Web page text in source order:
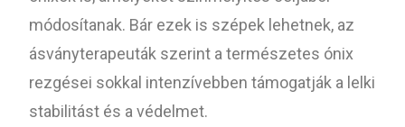
módosítanak. Bár ezek is szépek lehetnek, az
ásványterapeuták szerint a természetes ónix
rezgései sokkal intenzívebben támogatják a lelki
stabilitást és a védelmet.